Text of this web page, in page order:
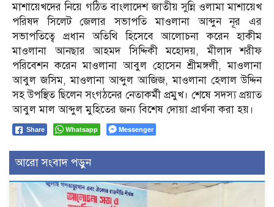
মাশায়েখদের নিয়ে গঠিত বাংলাদেশ জাতীয় সুন্নি ওলামা মাশায়েখ
পরিষদ সিলেট জেলার সভাপতি মাওলানা আব্দুন নূর এর
সভাপতিত্বে প্রধান অতিথি হিসেবে আলোচনা করেন হাকীম
মাওলানা আনছার আহমদ সিদ্দিকী মহোদয়, মীলাদ শরীফ
পরিবেশন করেন মাওলানা আবুল হোসেন শ্রীমঙ্গলী, মাওলানা
আবুল জসিম, মাওলানা আব্দুল আজিজ, মাওলানা হেলাল উদ্দিন
সহ উপস্থিত ছিলেন সংগঠনের নেতাকর্মী প্রমুখ। শেষে সদস্য প্রয়াত
আবুল মাল আব্দুল মুহিতের জন্য বিশেষ দোয়া প্রার্থনা করা হয়।
Share Whatsapp Messenger
আরো সংবাদ পড়ুন